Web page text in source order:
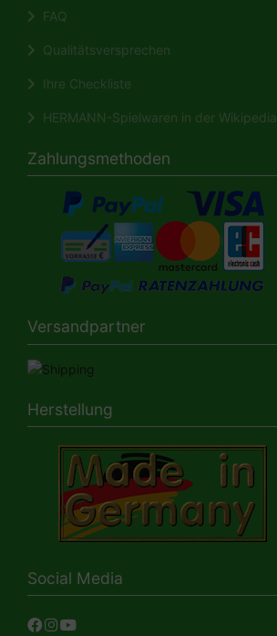
FAQ
Qualitätsversprechen
Ihre Checkliste
HERMANN-Spielwaren in der Wikipedia
Zahlungsmethoden
Versandpartner
Herstellung
Social Media